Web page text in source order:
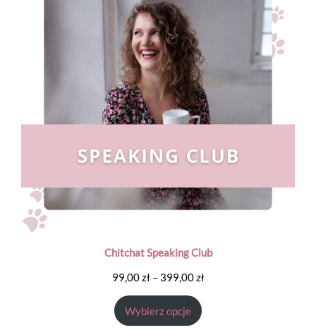
Chitchat Speaking Club
99,00zł – 399,00złZakres
Wybierz opcje